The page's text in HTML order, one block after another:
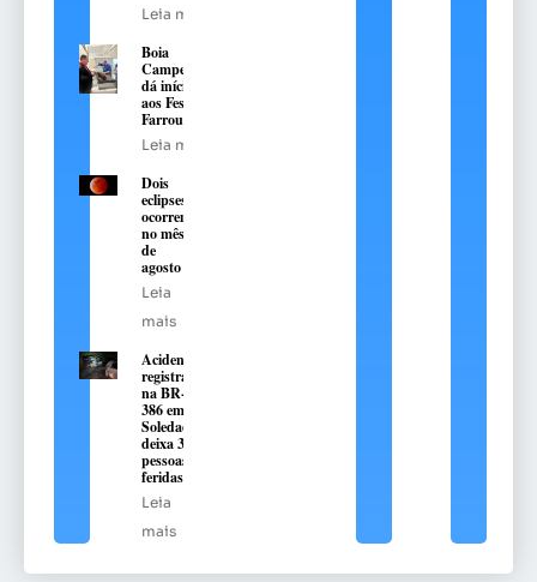
Leia mais
Boia
Campeira
dá início
aos Festejos
Farroupilha
Leia mais
Dois
eclipses
ocorrem
no mês
de
agosto
Leia
mais
Acidente
registrado
na BR-
386 em
Soledade
deixa 3
pessoas
feridas
Leia
mais